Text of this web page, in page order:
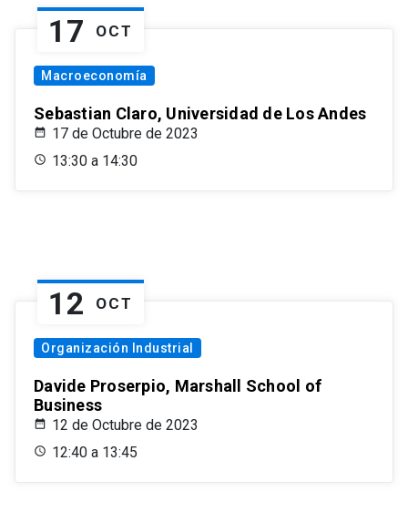
17 OCT
Macroeconomía
Sebastian Claro, Universidad de Los Andes
17 de Octubre de 2023
13:30 a 14:30
12 OCT
Organización Industrial
Davide Proserpio, Marshall School of
Business
12 de Octubre de 2023
12:40 a 13:45